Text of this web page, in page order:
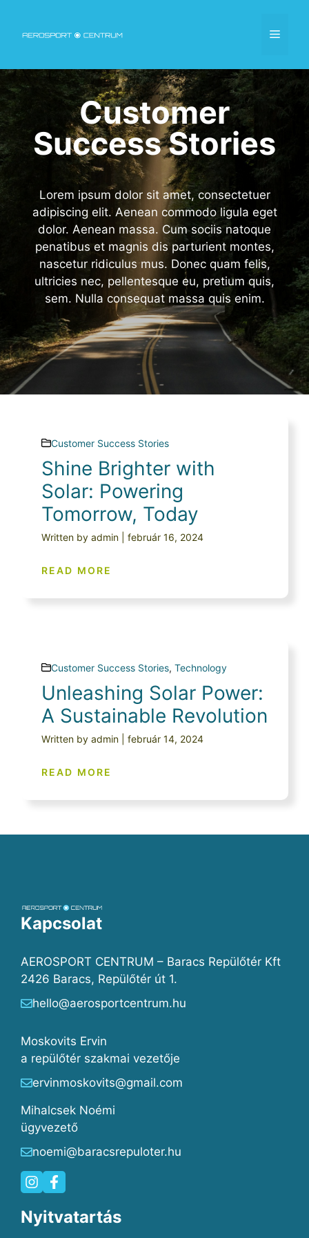
tartalomba
Menü
Customer
Success Stories
Lorem ipsum dolor sit amet, consectetuer
adipiscing elit. Aenean commodo ligula eget
dolor. Aenean massa. Cum sociis natoque
penatibus et magnis dis parturient montes,
nascetur ridiculus mus. Donec quam felis,
ultricies nec, pellentesque eu, pretium quis,
sem. Nulla consequat massa quis enim.
Customer Success Stories
Shine Brighter with
Solar: Powering
Tomorrow, Today
Written by admin | február 16, 2024
READ MORE
Customer Success Stories, Technology
Unleashing Solar Power:
A Sustainable Revolution
Written by admin | február 14, 2024
READ MORE
Kapcsolat
AEROSPORT CENTRUM – Baracs Repülőtér Kft
2426 Baracs, Repülőtér út 1.
hello@aerosportcentrum.hu
Moskovits Ervin
a repülőtér szakmai vezetője
ervinmoskovits@gmail.com
Mihalcsek Noémi
ügyvezető
noemi@baracsrepuloter.hu
Nyitvatartás